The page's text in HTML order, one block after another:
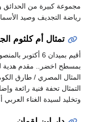
مجموعة كبيرة من الحدائق
رياضة التجديف وصيد الأسماك.
تمثال أم كلثوم
أقيم بميدان 6
بمسطح اخضر.. مقدم هدية
المثال المصري / طارق
التمثال تحفة فنية رائعة
وتخليد لسيدة الغناء العربي أم